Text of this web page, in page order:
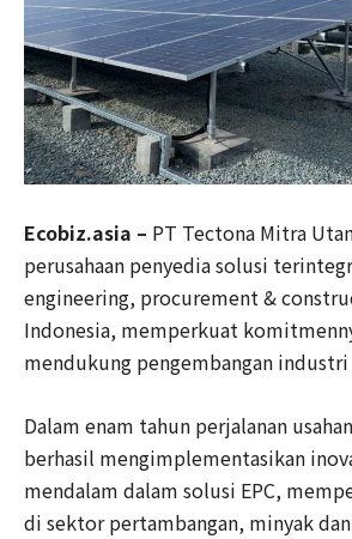
Ecobiz.asia – PT Tectona Mitra
perusahaan penyedia solusi
engineering, procurement &
Indonesia, memperkuat
mendukung pengembangan
Dalam enam tahun perjalanan
berhasil mengimplementasikan
mendalam dalam solusi EPC,
di sektor pertambangan, minyak